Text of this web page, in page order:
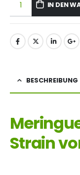
IN DEN
BESCHREIBUNG
Strain